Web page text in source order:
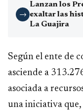
→
Lanzan los
exaltar las
La Guajira
Según el ente de
asciende a
asociada a
una iniciativa